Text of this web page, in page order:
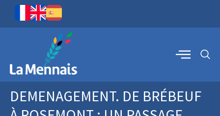
DEMENAGEMENT. DE BRÉBEUF